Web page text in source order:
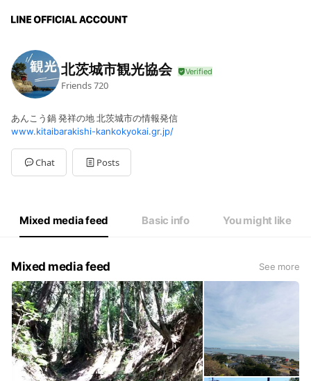
北茨城市観光協会
Friends720
あんこう鍋 発祥の地 北茨城市の情報発信
www.kitaibarakishi-kankokyokai.gr.jp/
Chat Posts
Mixed media feed Basic info You might like
Mixed media feed See more